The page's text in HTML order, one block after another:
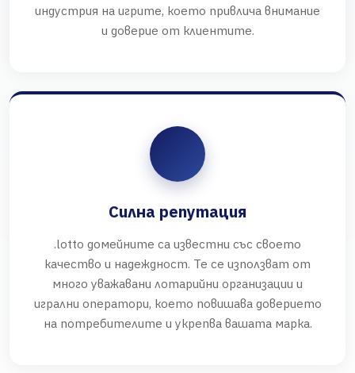
индустрия на игрите, което привлича внимание
и доверие от клиентите.
Силна репутация
.lotto домейните са известни със своето
качество и надеждност. Те се използват от
много уважавани лотарийни организации и
игрални оператори, което повишава доверието
на потребителите и укрепва вашата марка.